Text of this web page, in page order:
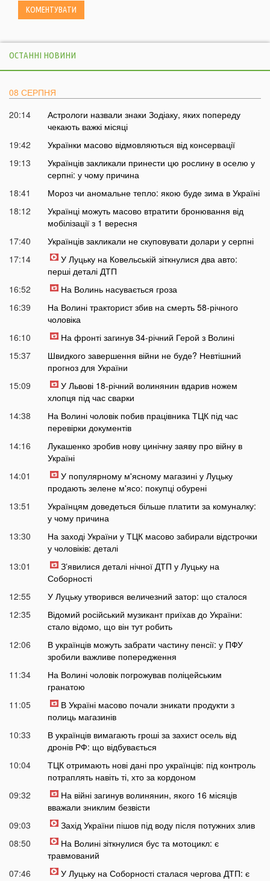
ОСТАННІ НОВИНИ
08 СЕРПНЯ
20:14
Астрологи назвали знаки Зодіаку, яких попереду
чекають важкі місяці
19:42
Українки масово відмовляються від консервації
19:13
Українців закликали принести цю рослину в оселю у
серпні: у чому причина
18:41
Мороз чи аномальне тепло: якою буде зима в Україні
18:12
Українці можуть масово втратити бронювання від
мобілізації з 1 вересня
17:40
Українців закликали не скуповувати долари у серпні
17:14
У Луцьку на Ковельській зіткнулися два авто:
перші деталі ДТП
16:52
На Волинь насувається гроза
16:39
На Волині тракторист збив на смерть 58-річного
чоловіка
16:10
На фронті загинув 34-річний Герой з Волині
15:37
Швидкого завершення війни не буде? Невтішний
прогноз для України
15:09
У Львові 18-річний волинянин вдарив ножем
хлопця під час сварки
14:38
На Волині чоловік побив працівника ТЦК під час
перевірки документів
14:16
Лукашенко зробив нову цинічну заяву про війну в
Україні
14:01
У популярному м'ясному магазині у Луцьку
продають зелене м'ясо: покупці обурені
13:51
Українцям доведеться більше платити за комуналку:
у чому причина
13:30
На заході України у ТЦК масово забирали відстрочки
у чоловіків: деталі
13:01
Зʼявилися деталі нічної ДТП у Луцьку на
Соборності
12:55
У Луцьку утворився величезний затор: що сталося
12:35
Відомий російський музикант приїхав до України:
стало відомо, що він тут робить
12:06
В українців можуть забрати частину пенсії: у ПФУ
зробили важливе попередження
11:34
На Волині чоловік погрожував поліцейським
гранатою
11:05
В Україні масово почали зникати продукти з
полиць магазинів
10:33
В українців вимагають гроші за захист осель від
дронів РФ: що відбувається
10:04
ТЦК отримають нові дані про українців: під контроль
потраплять навіть ті, хто за кордоном
09:32
На війні загинув волинянин, якого 16 місяців
вважали зниклим безвісти
09:03
Захід України пішов під воду після потужних злив
08:50
На Волині зіткнулися бус та мотоцикл: є
травмований
07:46
У Луцьку на Соборності сталася чергова ДТП: є